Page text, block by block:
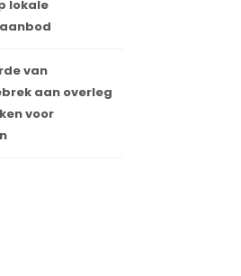
lokale
van
aan overleg
voor